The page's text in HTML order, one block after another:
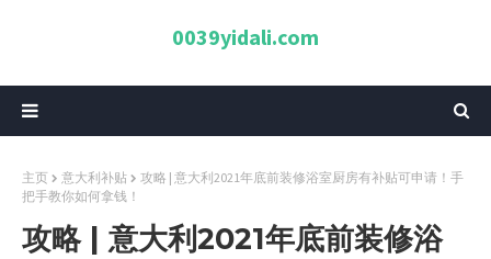
0039yidali.com
主页 意大利补贴
攻略 | 意大利2021年底前装修浴室厨房有补贴可申请！手
把手教你如何拿钱！
攻略 | 意大利2021年底前装修浴